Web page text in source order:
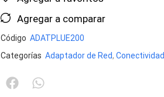
Agregar a comparar
Código ADATPLUE200
Categorías Adaptador de Red, Conectividad